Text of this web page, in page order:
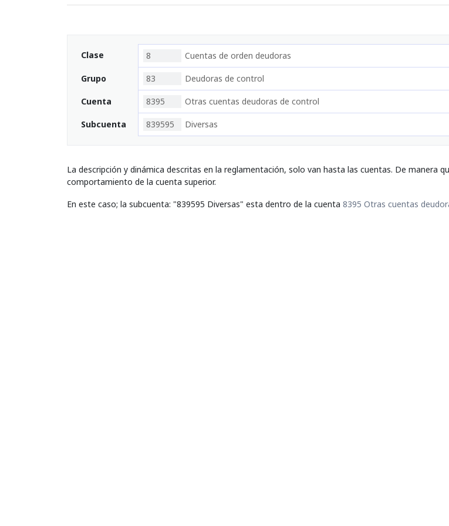
Clase 8 Cuentas de orden deudoras
Grupo 83 Deudoras de control
Cuenta 8395 Otras cuentas deudoras de control
Subcuenta 839595 Diversas
La descripción y dinámica descritas en la reglamentación, solo van hasta las cuentas. De manera
comportamiento de la cuenta superior.
En este caso; la subcuenta: "839595 Diversas" esta dentro de la cuenta 8395 Otras cuentas